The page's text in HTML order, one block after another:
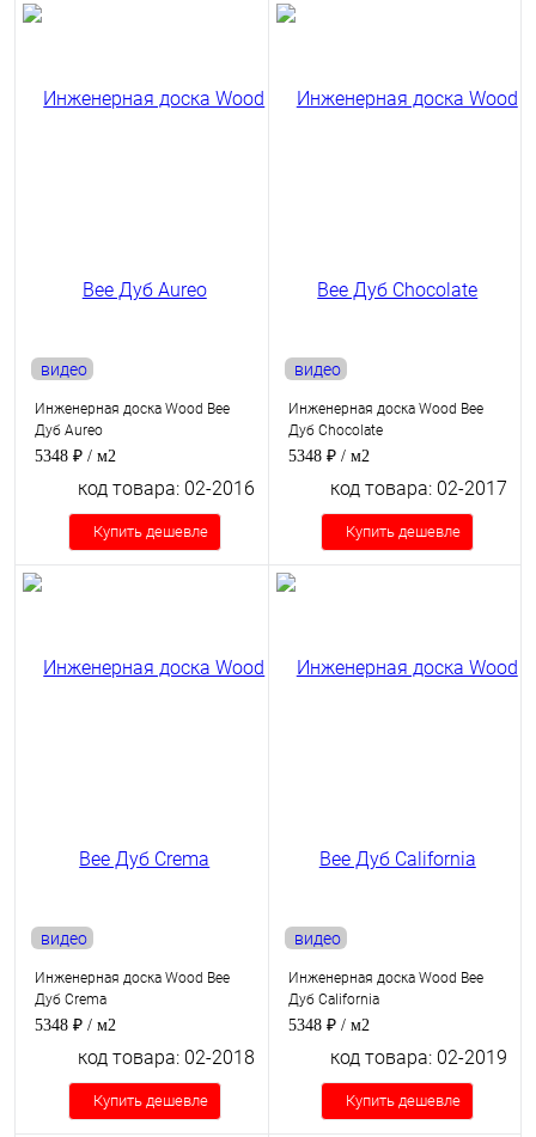
видео
Инженерная доска Wood Bee
Дуб Aureo
5348 ₽ / м2
код товара: 02-2016
Купить дешевле
видео
Инженерная доска Wood Bee
Дуб Chocolate
5348 ₽ / м2
код товара: 02-2017
Купить дешевле
видео
Инженерная доска Wood Bee
Дуб Crema
5348 ₽ / м2
код товара: 02-2018
Купить дешевле
видео
Инженерная доска Wood Bee
Дуб California
5348 ₽ / м2
код товара: 02-2019
Купить дешевле